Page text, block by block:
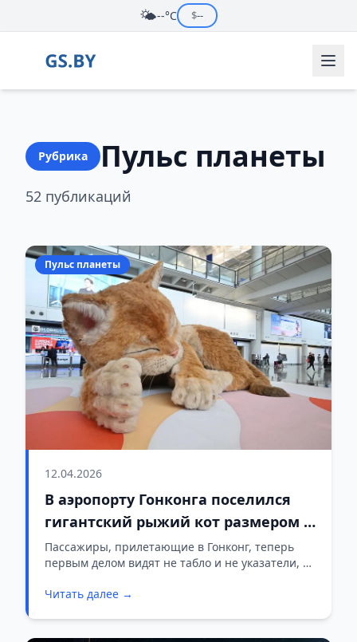
🌤️--°C $--
Рубрика Пульс планеты
52 публикаций
Пульс планеты
12.04.2026
В аэропорту Гонконга поселился
гигантский рыжий кот размером с
автобус
Пассажиры, прилетающие в Гонконг, теперь
первым делом видят не табло и не указатели, а
Читать далее →